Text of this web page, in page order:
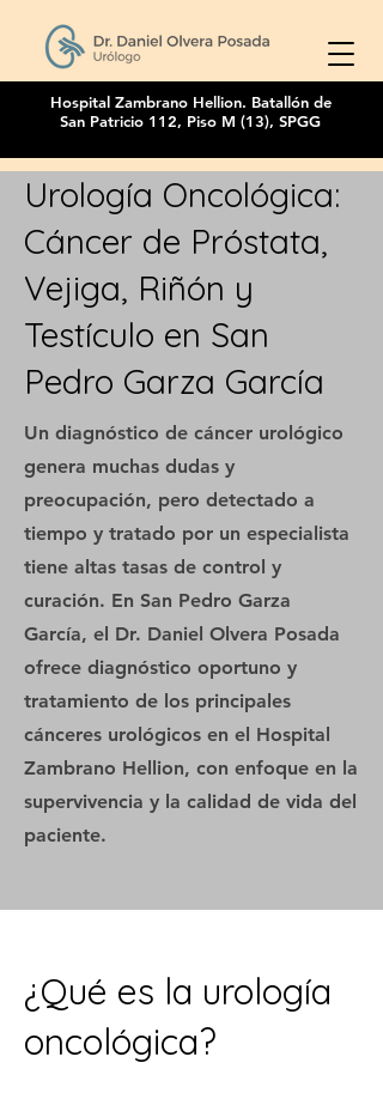
Hospital Zambrano Hellion. Batallón de
San Patricio 112, Piso M (13), SPGG
Urología Oncológica:
Cáncer de Próstata,
Vejiga, Riñón y
Testículo en San
Pedro Garza García
Un diagnóstico de cáncer urológico
genera muchas dudas y
preocupación, pero detectado a
tiempo y tratado por un especialista
tiene altas tasas de control y
curación. En San Pedro Garza
García, el Dr. Daniel Olvera Posada
ofrece diagnóstico oportuno y
tratamiento de los principales
cánceres urológicos en el Hospital
Zambrano Hellion, con enfoque en la
supervivencia y la calidad de vida del
paciente.
¿Qué es la urología
oncológica?